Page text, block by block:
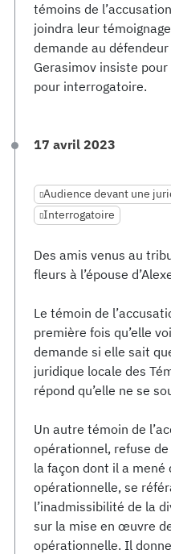
témoins de
joindra leur
demande au défendeur
Gerasimov insiste
pour interrogatoire.
17 avril 2023
Audience devant une
Interrogatoire
Des amis venus au
fleurs à l’épouse
Le témoin de
première fois qu’elle
demande si elle sait
juridique locale des
répond qu’elle ne se
Un autre témoin de
opérationnel, refuse
la façon dont il a
opérationnelle, se
l’inadmissibilité de la
sur la mise en œuvre
opérationnelle. Il